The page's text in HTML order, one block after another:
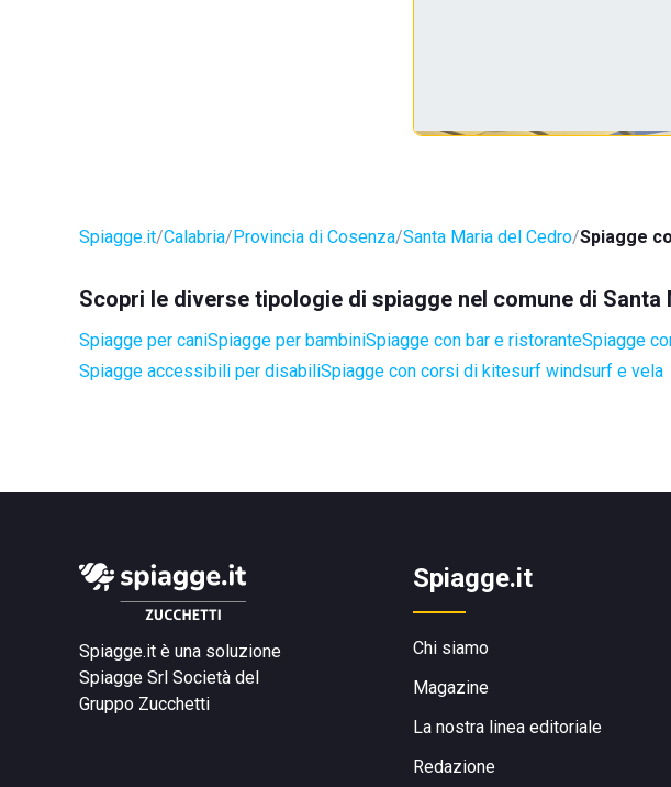
Spiagge.it Calabria Provincia di Cosenza Santa Maria del Cedro Spiagge
Scopri le diverse tipologie di spiagge nel comune di Santa
Spiagge per caniSpiagge per bambiniSpiagge con bar e ristoranteSpiagge
Spiagge accessibili per disabiliSpiagge con corsi di kitesurf windsurf e vela
Spiagge.it è una soluzione
Spiagge Srl Società del
Gruppo Zucchetti
Spiagge.it
Chi siamo
Magazine
La nostra linea editoriale
Redazione